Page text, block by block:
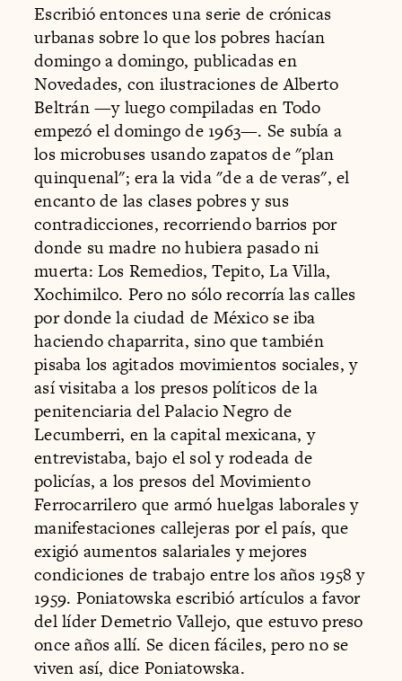
Escribió entonces una serie de crónicas
urbanas sobre lo que los pobres hacían
domingo a domingo, publicadas en
Novedades, con ilustraciones de Alberto
Beltrán —y luego compiladas en Todo
empezó el domingo de 1963—. Se subía a
los microbuses usando zapatos de "plan
quinquenal"; era la vida "de a de veras", el
encanto de las clases pobres y sus
contradicciones, recorriendo barrios por
donde su madre no hubiera pasado ni
muerta: Los Remedios, Tepito, La Villa,
Xochimilco. Pero no sólo recorría las calles
por donde la ciudad de México se iba
haciendo chaparrita, sino que también
pisaba los agitados movimientos sociales, y
así visitaba a los presos políticos de la
penitenciaria del Palacio Negro de
Lecumberri, en la capital mexicana, y
entrevistaba, bajo el sol y rodeada de
policías, a los presos del Movimiento
Ferrocarrilero que armó huelgas laborales y
manifestaciones callejeras por el país, que
exigió aumentos salariales y mejores
condiciones de trabajo entre los años 1958 y
1959. Poniatowska escribió artículos a favor
del líder Demetrio Vallejo, que estuvo preso
once años allí. Se dicen fáciles, pero no se
viven así, dice Poniatowska.